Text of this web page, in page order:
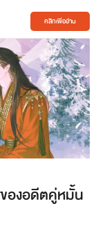
คลิกเพื่ออ่าน
องอดีตคู่หมั้น